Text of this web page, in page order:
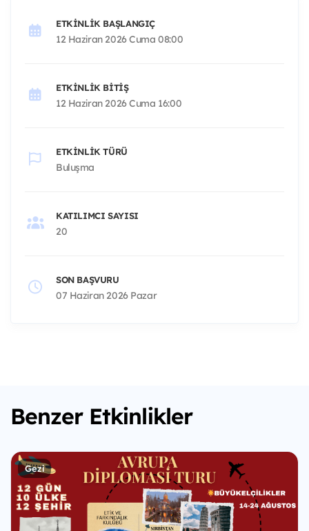
ETKINLIK BAŞLANGIÇ
12 Haziran 2026 Cuma 08:00
ETKINLIK BITIŞ
12 Haziran 2026 Cuma 16:00
ETKINLIK TÜRÜ
Buluşma
KATILIMCI SAYISI
20
SON BAŞVURU
07 Haziran 2026 Pazar
Benzer Etkinlikler
Gezi